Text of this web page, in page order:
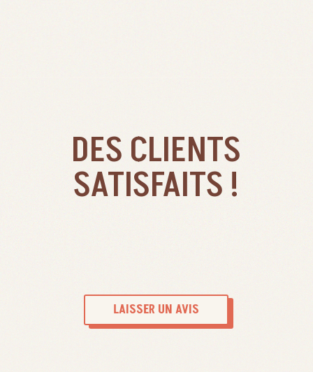
DES CLIENTS
SATISFAITS !
LAISSER UN AVIS